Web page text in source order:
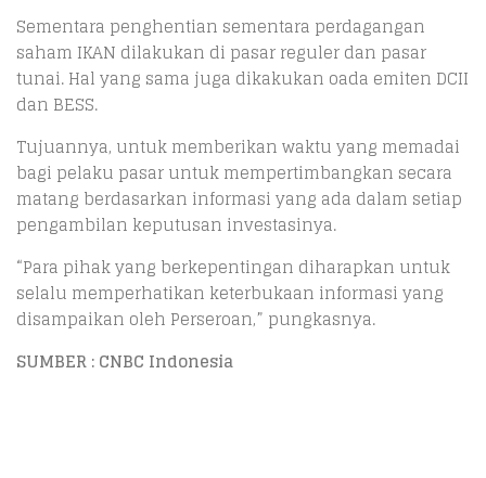
Sementara penghentian sementara perdagangan
saham IKAN dilakukan di pasar reguler dan pasar
tunai. Hal yang sama juga dikakukan oada emiten DCII
dan BESS.
Tujuannya, untuk memberikan waktu yang memadai
bagi pelaku pasar untuk mempertimbangkan secara
matang berdasarkan informasi yang ada dalam setiap
pengambilan keputusan investasinya.
“Para pihak yang berkepentingan diharapkan untuk
selalu memperhatikan keterbukaan informasi yang
disampaikan oleh Perseroan,” pungkasnya.
SUMBER : CNBC Indonesia